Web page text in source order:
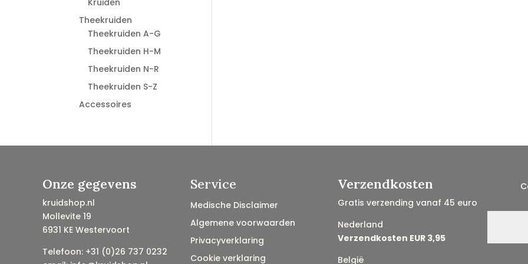
Kruiden
Theekruiden
Theekruiden A-G
Theekruiden H-M
Theekruiden N-R
Theekruiden S-Z
Accessoires
Onze gegevens
kruidshop.nl
Mollevite 19
6931 KE Westervoort
Telefoon: +31 (0)26 737 0232
Service
Medische Disclaimer
Algemene voorwaarden
Privacyverklaring
Cookie verklaring
Verzendkosten
Gratis verzending vanaf 45 euro
Nederland
Verzendkosten EUR 3,95
België